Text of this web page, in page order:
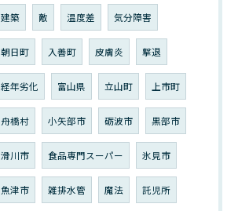
建築 敵 温度差 気分障害
朝日町 入善町 皮膚炎 撃退
経年劣化 富山県 立山町 上市町
舟橋村 小矢部市 砺波市 黒部市
滑川市 食品専門スーパー 氷見市
魚津市 雑排水管 魔法 託児所